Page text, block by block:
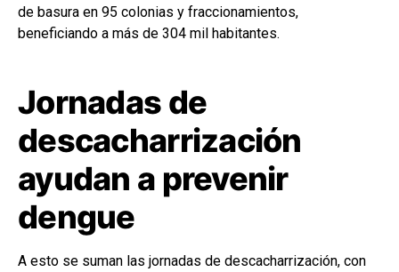
de basura en 95 colonias y fraccionamientos,
beneficiando a más de 304 mil habitantes.
Jornadas de
descacharrización
ayudan a prevenir
dengue
A esto se suman las jornadas de descacharrización, con